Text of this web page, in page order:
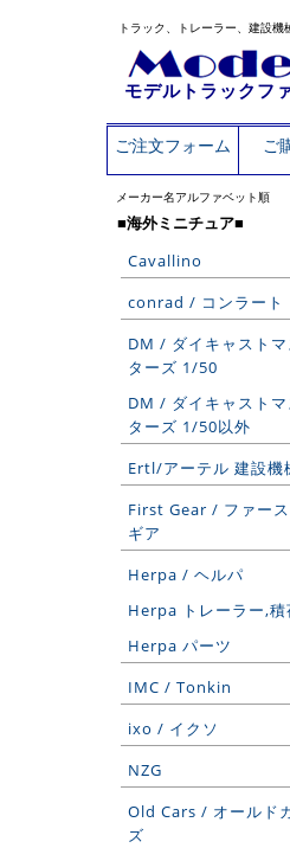
トラック、トレーラー、建設
モデルトラックフ
ご注文フォーム ご
メーカー名アルファベット順
■海外ミニチュア■
Cavallino
conrad / コンラート
DM / ダイキャストマ
ターズ 1/50
DM / ダイキャストマ
ターズ 1/50以外
Ertl/アーテル 建設機
First Gear / ファース
ギア
Herpa / ヘルパ
Herpa トレーラー,積
Herpa パーツ
IMC / Tonkin
ixo / イクソ
NZG
Old Cars / オールド
ズ